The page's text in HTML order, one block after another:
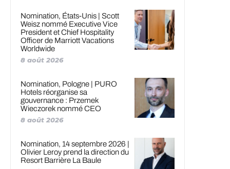
Nomination, États-Unis | Scott
Weisz nommé Executive Vice
President et Chief Hospitality
Officer de Marriott Vacations
Worldwide
8 août 2026
Nomination, Pologne | PURO
Hotels réorganise sa
gouvernance : Przemek
Wieczorek nommé CEO
8 août 2026
Nomination, 14 septembre 2026 |
Olivier Leroy prend la direction du
Resort Barrière La Baule